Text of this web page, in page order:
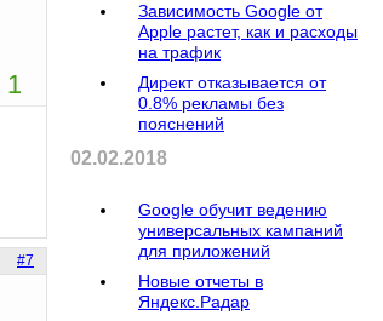
1
#7
Зависимость Google от
Apple растет, как и расходы
на трафик
Директ отказывается от
0.8% рекламы без
пояснений
02.02.2018
Google обучит ведению
универсальных кампаний
для приложений
Новые отчеты в
Яндекс.Радар